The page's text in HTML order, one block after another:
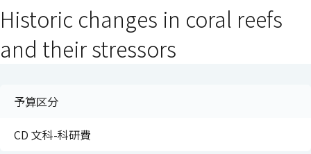
Historic changes in coral reefs
and their stressors
予算区分
CD 文科-科研費